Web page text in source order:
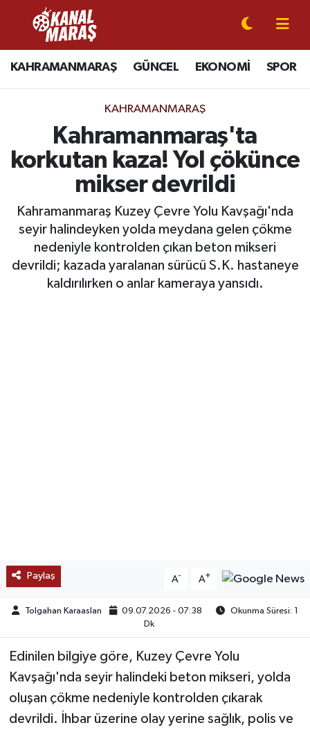
KAHRAMANMARAŞ GÜNCEL EKONOMİ SPOR
KAHRAMANMARAŞ
Kahramanmaraş'ta
korkutan kaza! Yol çökünce
mikser devrildi
Kahramanmaraş Kuzey Çevre Yolu Kavşağı'nda
seyir halindeyken yolda meydana gelen çökme
nedeniyle kontrolden çıkan beton mikseri
devrildi; kazada yaralanan sürücü S.K. hastaneye
kaldırılırken o anlar kameraya yansıdı.
Paylaş A- A+
Tolgahan Karaaslan 09.07.2026 - 07:38
Okunma Süresi: 1
Dk
Edinilen bilgiye göre, Kuzey Çevre Yolu
Kavşağı'nda seyir halindeki beton mikseri, yolda
oluşan çökme nedeniyle kontrolden çıkarak
devrildi. İhbar üzerine olay yerine sağlık, polis ve
CANLI YAYIN
KAHRAMANMARAŞ
SPOR
SİYASET
EKONOMİ
GÜNDEM
MEDYA
OTOMOTİV
TEKNOLOJİ
KÜLTÜR SANAT
Kahramanmaraş Nöbetçi Eczaneler
Kahramanmaraş Hava Durumu
Kahramanmaraş Trafik Yoğunluk Haritası
Süper Lig Puan Durumu ve Fikstür
Tüm Manşetler
Son Dakika Haberleri